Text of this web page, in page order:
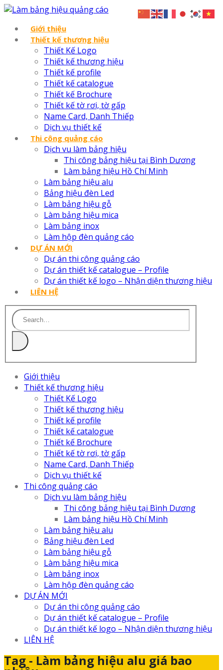
Giới thiệu
Thiết kế thương hiệu
Thiết Kế Logo
Thiết kế thương hiệu
Thiết kế profile
Thiết kế catalogue
Thiết kế Brochure
Thiết kế tờ rơi, tờ gấp
Name Card, Danh Thiếp
Dịch vụ thiết kế
Thi công quảng cáo
Dịch vu làm bảng hiệu
Thi công bảng hiệu tại Bình Dương
Làm bảng hiệu Hồ Chí Minh
Làm bảng hiệu alu
Bảng hiệu đèn Led
Làm bảng hiệu gỗ
Làm bảng hiệu mica
Làm bảng inox
Làm hộp đèn quảng cáo
DỰ ÁN MỚI
Dự án thi công quảng cáo
Dự án thiết kế catalogue – Profile
Dự án thiết kế logo – Nhận diện thương hiệu
LIÊN HỆ
Giới thiệu
Thiết kế thương hiệu
Thiết Kế Logo
Thiết kế thương hiệu
Thiết kế profile
Thiết kế catalogue
Thiết kế Brochure
Thiết kế tờ rơi, tờ gấp
Name Card, Danh Thiếp
Dịch vụ thiết kế
Thi công quảng cáo
Dịch vu làm bảng hiệu
Thi công bảng hiệu tại Bình Dương
Làm bảng hiệu Hồ Chí Minh
Làm bảng hiệu alu
Bảng hiệu đèn Led
Làm bảng hiệu gỗ
Làm bảng hiệu mica
Làm bảng inox
Làm hộp đèn quảng cáo
DỰ ÁN MỚI
Dự án thi công quảng cáo
Dự án thiết kế catalogue – Profile
Dự án thiết kế logo – Nhận diện thương hiệu
LIÊN HỆ
Tag - Làm bảng hiệu alu giá bao